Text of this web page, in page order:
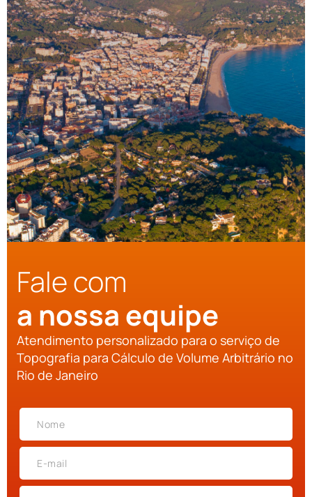
Fale com
a nossa equipe
Atendimento personalizado para o serviço de
Topografia para Cálculo de Volume Arbitrário no
Rio de Janeiro